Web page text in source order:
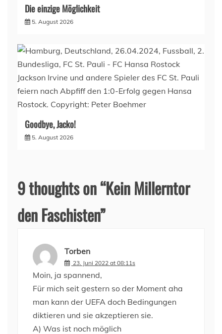
Die einzige Möglichkeit
5. August 2026
Goodbye, Jacko!
5. August 2026
9 thoughts on “Kein Millerntor
den Faschisten”
Torben
23. Juni 2022 at 08:11s
Moin, ja spannend,
Für mich seit gestern so der Moment aha
man kann der UEFA doch Bedingungen
diktieren und sie akzeptieren sie.
A) Was ist noch möglich